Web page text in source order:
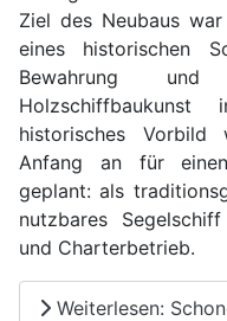
Ziel des Neubaus
eines historischen
Bewahrung und
historisches
Anfang an für
geplant: als
nutzbares
und Charterbetrieb.
Weiterlesen: